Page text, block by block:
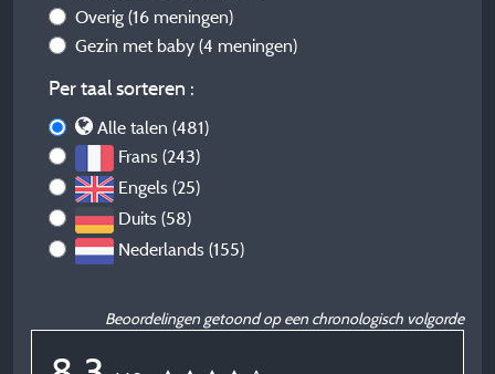
Overig (16 meningen)
Gezin met baby (4 meningen)
Per taal sorteren :
Alle talen (481)
Frans (243)
Engels (25)
Duits (58)
Nederlands (155)
Beoordelingen getoond op een chronologisch volgorde